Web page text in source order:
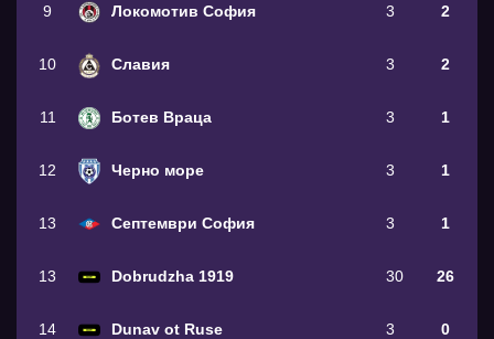
9 Локомотив София 3 2
10 Славия 3 2
11 Ботев Враца 3 1
12 Черно море 3 1
13 Септември София 3 1
13 Dobrudzha 1919 30 26
14 Dunav ot Ruse 3 0